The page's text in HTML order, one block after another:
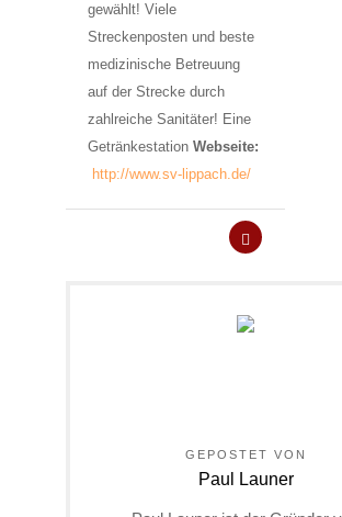
gewählt! Viele
Streckenposten und beste
medizinische Betreuung
auf der Strecke durch
zahlreiche Sanitäter! Eine
Getränkestation Webseite:
http://www.sv-lippach.de/
GEPOSTET VON
Paul Launer